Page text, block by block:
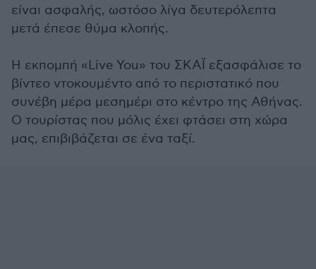
είναι ασφαλής, ωστόσο λίγα δευτερόλεπτα
μετά έπεσε θύμα κλοπής.
Η εκπομπή «Live You» του ΣΚΑΪ εξασφάλισε το
βίντεο ντοκουμέντο από το περιστατικό που
συνέβη μέρα μεσημέρι στο κέντρο της Αθήνας.
Ο τουρίστας που μόλις έχει φτάσει στη χώρα
μας, επιβιβάζεται σε ένα ταξί.